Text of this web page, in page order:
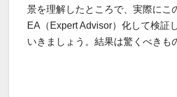
景を理解したところで、実際にこ
EA（Expert Advisor）化して検証
いきましょう。結果は驚くべきも